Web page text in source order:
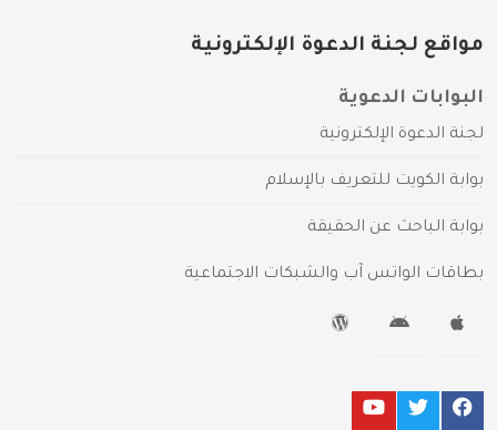
مواقع لجنة الدعوة الإلكترونية
البوابات الدعوية
لجنة الدعوة الإلكترونية
بوابة الكويت للتعريف بالإسلام
بوابة الباحث عن الحقيقة
بطاقات الواتس آب والشبكات الاجتماعية